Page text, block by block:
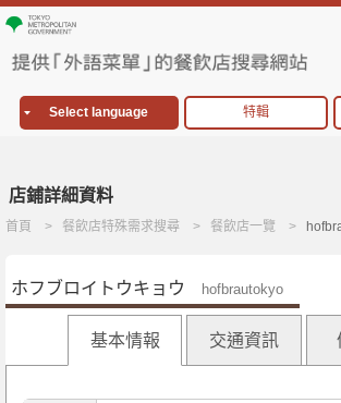
Select language 特輯
店鋪詳細資料
首頁 餐飲店特殊需求搜尋 餐飲店一覽
ホフブロイトウキョウ hofbrautokyo
基本情報 交通資訊